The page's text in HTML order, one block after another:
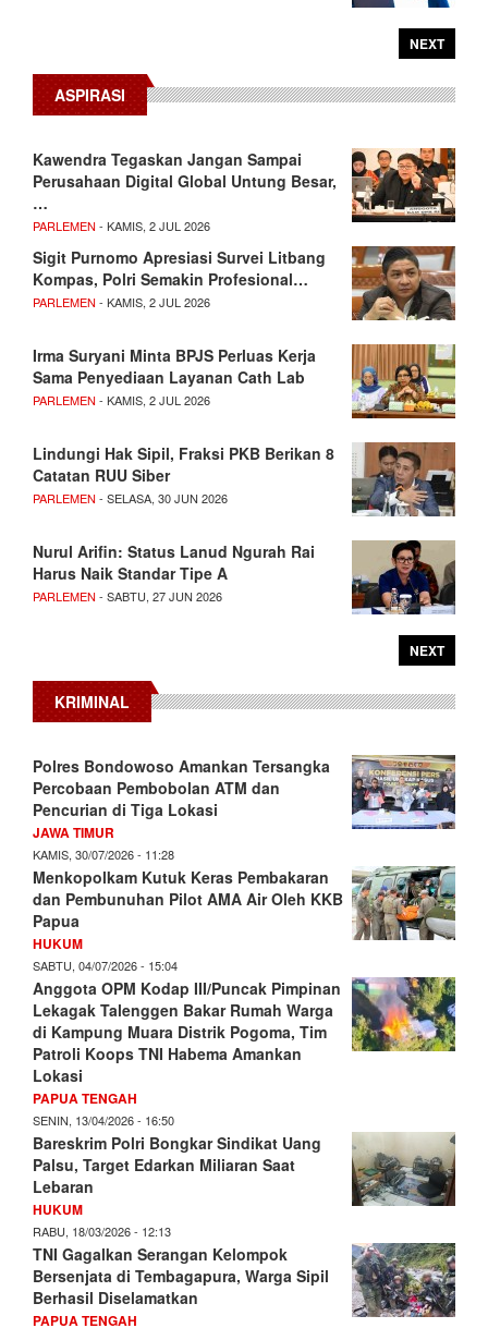
NEXT
ASPIRASI
Kawendra Tegaskan Jangan Sampai
Perusahaan Digital Global Untung Besar,
…
PARLEMEN - KAMIS, 2 JUL 2026
Sigit Purnomo Apresiasi Survei Litbang
Kompas, Polri Semakin Profesional…
PARLEMEN - KAMIS, 2 JUL 2026
Irma Suryani Minta BPJS Perluas Kerja
Sama Penyediaan Layanan Cath Lab
PARLEMEN - KAMIS, 2 JUL 2026
Lindungi Hak Sipil, Fraksi PKB Berikan 8
Catatan RUU Siber
PARLEMEN - SELASA, 30 JUN 2026
Nurul Arifin: Status Lanud Ngurah Rai
Harus Naik Standar Tipe A
PARLEMEN - SABTU, 27 JUN 2026
NEXT
KRIMINAL
Polres Bondowoso Amankan Tersangka
Percobaan Pembobolan ATM dan
Pencurian di Tiga Lokasi
JAWA TIMUR
KAMIS, 30/07/2026 - 11:28
Menkopolkam Kutuk Keras Pembakaran
dan Pembunuhan Pilot AMA Air Oleh KKB
Papua
HUKUM
SABTU, 04/07/2026 - 15:04
Anggota OPM Kodap III/Puncak Pimpinan
Lekagak Talenggen Bakar Rumah Warga
di Kampung Muara Distrik Pogoma, Tim
Patroli Koops TNI Habema Amankan
Lokasi
PAPUA TENGAH
SENIN, 13/04/2026 - 16:50
Bareskrim Polri Bongkar Sindikat Uang
Palsu, Target Edarkan Miliaran Saat
Lebaran
HUKUM
RABU, 18/03/2026 - 12:13
TNI Gagalkan Serangan Kelompok
Bersenjata di Tembagapura, Warga Sipil
Berhasil Diselamatkan
PAPUA TENGAH